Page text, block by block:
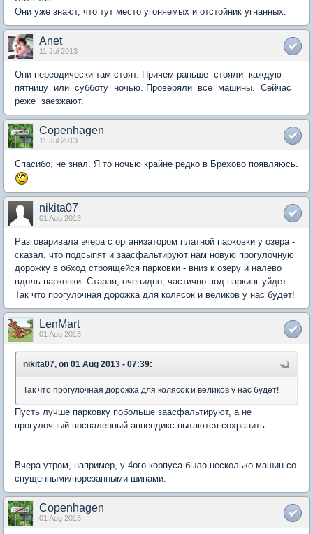
Они уже знают, что тут место угоняемых и отстойник угнанных.
Anet
11 Jul 2013
Они переодически там стоят. Причем раньше стояли каждую
пятницу или субботу ночью. Проверяли все машины. Сейчас
реже заезжают.
Copenhagen
11 Jul 2013
Спасибо, не знал. Я то ночью крайне редко в Брехово появляюсь.
nikita07
01 Aug 2013
Разговаривала вчера с организатором платной парковки у озера -
сказал, что подсыпят и заасфальтируют нам новую прогулочную
дорожку в обход строящейся парковки - вниз к озеру и налево
вдоль парковки. Старая, очевидно, частично под паркинг уйдет.
Так что прогулочная дорожка для колясок и великов у нас будет!
LenMart
01 Aug 2013
nikita07, on 01 Aug 2013 - 07:39:
Так что прогулочная дорожка для колясок и великов у нас будет!
Пусть лучше парковку побольше заасфальтируют, а не
прогулочный воспаленный аппендикс пытаются сохранить.
Вчера утром, например, у 4ого корпуса было несколько машин со
спущенными/порезанными шинами.
Copenhagen
01 Aug 2013